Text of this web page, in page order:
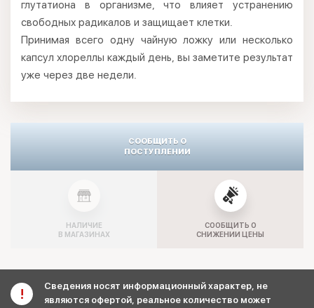
глутатиона в организме, что влияет устранению
свободных радикалов и защищает клетки.
Принимая всего одну чайную ложку или несколько
капсул хлореллы каждый день, вы заметите результат
уже через две недели.
СООБЩИТЬ О
ПОСТУПЛЕНИИ
НАЛИЧИЕ
В МАГАЗИНАХ
СООБЩИТЬ О
СНИЖЕНИИ ЦЕНЫ
Сведения носят информационный характер, не
являются офертой, реальное количество может